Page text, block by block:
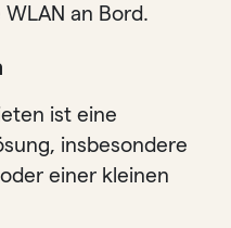
an Bord.
ist eine
insbesondere
einer kleinen